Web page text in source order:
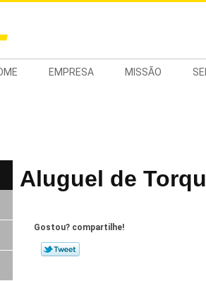
EMPRESA MISSÃO
Aluguel de
Gostou? compartilhe!